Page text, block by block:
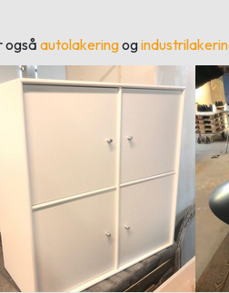
også autolakeringog